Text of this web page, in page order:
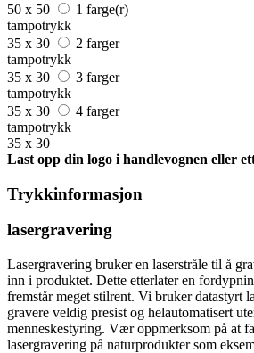
50 x 50
1 farge(r)
tampotrykk
35 x 30
2 farger
tampotrykk
35 x 30
3 farger
tampotrykk
35 x 30
4 farger
tampotrykk
35 x 30
Last opp din logo i handlevognen eller
Trykkinformasjon
lasergravering
Lasergravering bruker en laserstråle til å
inn i produktet. Dette etterlater en
fremstår meget stilrent. Vi bruker datastyrt
gravere veldig presist og helautomatisert
menneskestyring. Vær oppmerksom på at
lasergravering på naturprodukter som